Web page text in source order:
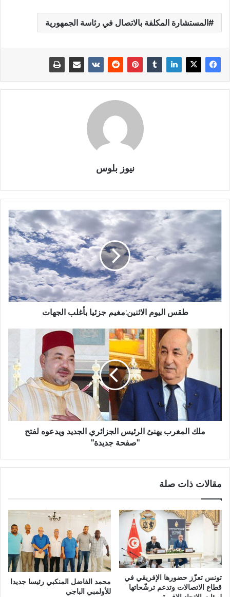
المستشارة المكلفة بالاتصال في رئاسة الجمهورية
نيوز بلوس
طقس اليوم الاثنين:مغيم جزئيا بأغلب الجهات
ملك المغرب يهنئ الرئيس الجزائري الجديد ويدعوه لفتح
"صفحة جديدة"
مقالات ذات صلة
تونس تعزّز حضورها الإفريقي في
قطاع الاتصالات وتدعم ترشّحاتها
محمد الفاضل المنكبي رئيسا جديدا
للأولمبي الباجي